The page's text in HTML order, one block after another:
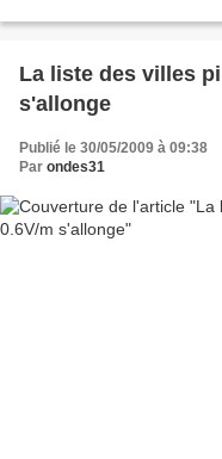
La liste des villes
s'allonge
Publié le 30/05/2009 à 09:38
Par ondes31